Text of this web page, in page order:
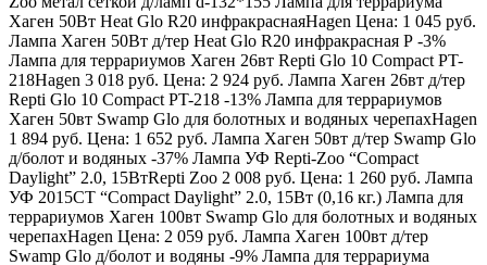
Хаген 50Вт Heat Glo R20 инфракраснаяHagen Цена: 1 045 руб.
Лампа Хаген 50Вт д/тер Heat Glo R20 инфракрасная Р -3%
Лампа для террариумов Хаген 26вт Repti Glo 10 Compact PT-
218Hagen 3 018 руб. Цена: 2 924 руб. Лампа Хаген 26вт д/тер
Repti Glo 10 Compact PT-218 -13% Лампа для террариумов
Хаген 50вт Swamp Glo для болотных и водяных черепахHagen
1 894 руб. Цена: 1 652 руб. Лампа Хаген 50вт д/тер Swamp Glo
д/болот и водяных -37% Лампа УФ Repti-Zoo “Compact
Daylight” 2.0, 15ВтRepti Zoo 2 008 руб. Цена: 1 260 руб. Лампа
УФ 2015CT “Compact Daylight” 2.0, 15Вт (0,16 кг.) Лампа для
террариумов Хаген 100вт Swamp Glo для болотных и водяных
черепахHagen Цена: 2 059 руб. Лампа Хаген 100вт д/тер
Swamp Glo д/болот и водяны -9% Лампа для террариума